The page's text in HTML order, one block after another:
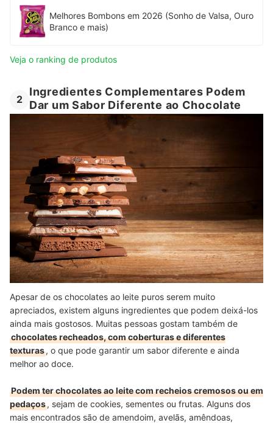
Melhores Bombons em 2026 (Sonho de Valsa, Ouro
Branco e mais)
Veja o ranking de produtos
2
Ingredientes Complementares Podem
Dar um Sabor Diferente ao Chocolate
Apesar de os chocolates ao leite puros serem muito
apreciados, existem alguns ingredientes que podem deixá-los
ainda mais gostosos. Muitas pessoas gostam também de
chocolates recheados, com coberturas e diferentes
texturas, o que pode garantir um sabor diferente e ainda
melhor ao doce.
Podem ter chocolates ao leite com recheios cremosos ou em
pedaços, sejam de cookies, sementes ou frutas. Alguns dos
mais encontrados são de amendoim, avelãs, amêndoas,